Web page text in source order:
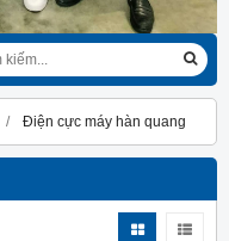
Điện cực máy hàn quang